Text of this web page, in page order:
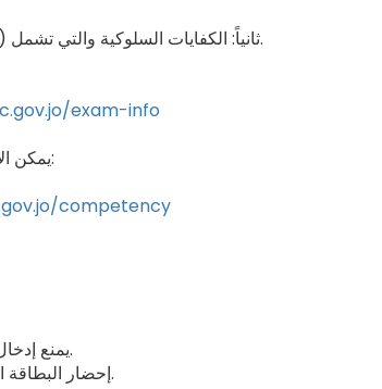
ثانياً: الكفايات السلوكية والتي تشمل (الكفايات اللغوية والقدرات العقلية) ويعطى لها 30% من العلامة الكلية.
exam-info
يمكن الاطلاع على موقع الكفايات الوظيفية من خلال الدخول إلى الرابط الآتي:
competency
يمنع إدخال الهاتف الخلوي وأي أجهزة الكترونية وأوراق خارجية إلى قاعة الاختبار.
إحضار البطاقة الشخصية الصادرة عن دائرة الأحوال المدنية والجوازات سارية المفعول.